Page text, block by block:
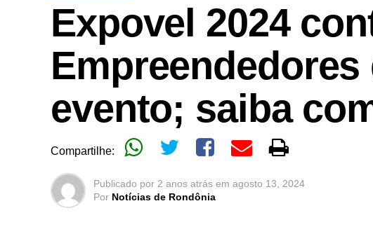
Expovel 2024
evento; saiba
Compartilhe:
Publicado por 2 anos atrás em agosto 13, 2024
Por Notícias de Rondônia